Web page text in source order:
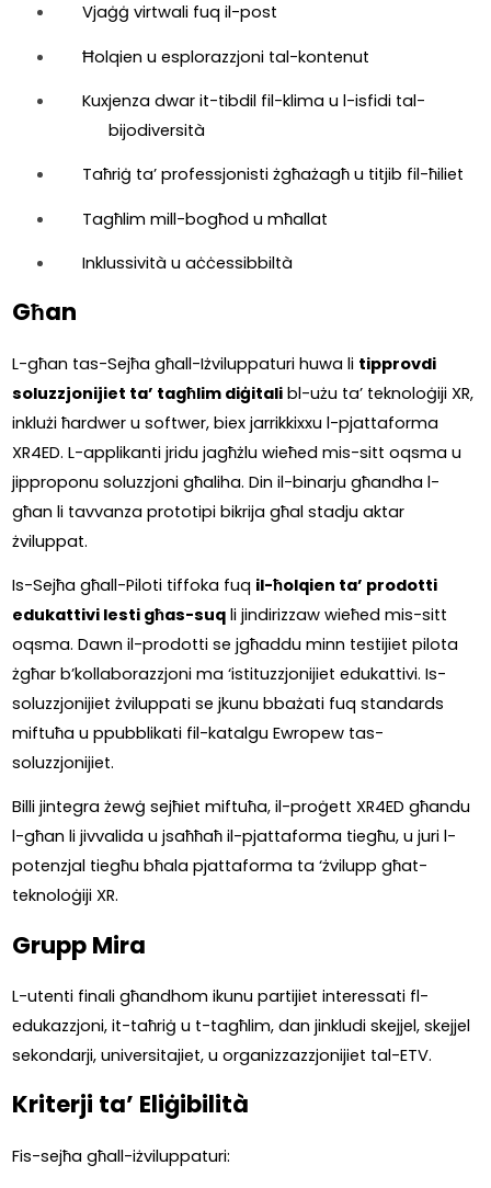
Vjaġġ virtwali fuq il-post
Ħolqien u esplorazzjoni tal-kontenut
Kuxjenza dwar it-tibdil fil-klima u l-isfidi tal-
bijodiversità
Taħriġ ta’ professjonisti żgħażagħ u titjib fil-ħiliet
Tagħlim mill-bogħod u mħallat
Inklussività u aċċessibbiltà
Għan
L-għan tas-Sejħa għall-Iżviluppaturi huwa li tipprovdi
soluzzjonijiet ta’ tagħlim diġitali bl-użu ta’ teknoloġiji XR,
inklużi ħardwer u softwer, biex jarrikkixxu l-pjattaforma
XR4ED. L-applikanti jridu jagħżlu wieħed mis-sitt oqsma u
jipproponu soluzzjoni għaliha. Din il-binarju għandha l-
għan li tavvanza prototipi bikrija għal stadju aktar
żviluppat.
Is-Sejħa għall-Piloti tiffoka fuq il-ħolqien ta’ prodotti
edukattivi lesti għas-suq li jindirizzaw wieħed mis-sitt
oqsma. Dawn il-prodotti se jgħaddu minn testijiet pilota
żgħar b’kollaborazzjoni ma ‘istituzzjonijiet edukattivi. Is-
soluzzjonijiet żviluppati se jkunu bbażati fuq standards
miftuħa u ppubblikati fil-katalgu Ewropew tas-
soluzzjonijiet.
Billi jintegra żewġ sejħiet miftuħa, il-proġett XR4ED għandu
l-għan li jivvalida u jsaħħaħ il-pjattaforma tiegħu, u juri l-
potenzjal tiegħu bħala pjattaforma ta ‘żvilupp għat-
teknoloġiji XR.
Grupp Mira
L-utenti finali għandhom ikunu partijiet interessati fl-
edukazzjoni, it-taħriġ u t-tagħlim, dan jinkludi skejjel, skejjel
sekondarji, universitajiet, u organizzazzjonijiet tal-ETV.
Kriterji ta’ Eliġibilità
Fis-sejħa għall-iżviluppaturi: